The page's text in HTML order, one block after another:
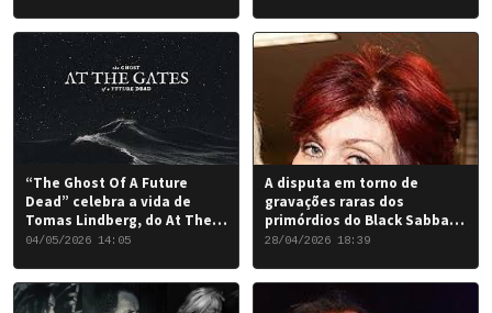
“The Ghost Of A Future
Dead” celebra a vida de
Tomas Lindberg, do At The
Gates
04/05/2026 14:05
A disputa em torno de
gravações raras dos
primórdios do Black Sabbath
chegou a um desfecho
28/04/2026 18:39